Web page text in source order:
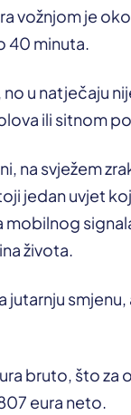
vožnjom je
40 minuta.
u natječaju
ili sitnom
na svježem
jedan uvjet
mobilnog
života.
jutarnju
bruto, što za
eura neto.